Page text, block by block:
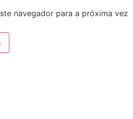
navegador para a próxima vez